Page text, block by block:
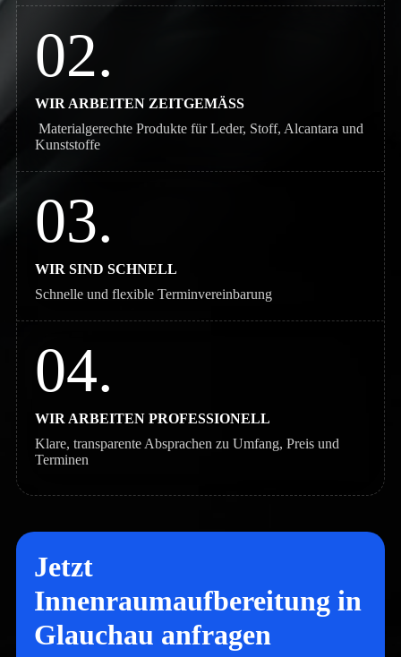
02.
WIR ARBEITEN ZEITGEMÄSS
Materialgerechte Produkte für Leder, Stoff, Alcantara und
Kunststoffe
03.
WIR SIND SCHNELL
Schnelle und flexible Terminvereinbarung
04.
WIR ARBEITEN PROFESSIONELL
Klare, transparente Absprachen zu Umfang, Preis und
Terminen
Jetzt
Innenraumaufbereitung in
Glauchau anfragen